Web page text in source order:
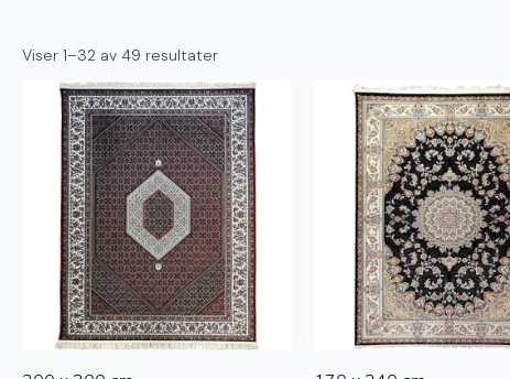
Viser 1–32 av 49 resultater